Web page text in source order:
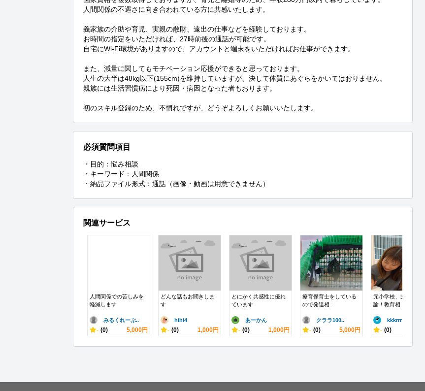
人間関係の不遇さに向き合われている方に共感いたします。
義家族の介助や育児、実親の散財、遠出の仕事などを経験しております。
お時間の指定をいただければ、27時前後の通話が可能です。
自宅にWi-Fi環境がありますので、アカウントと端末をいただければお仕事ができます。
また、減量に関してもモチベーション応援ができると思っております。
人生の大半は48kg以下(155cm)を維持していますが、決して体質にあぐらをかいてはおりません。
親族には生活習慣病により死因・病因となった者もおります。
初のスキル登録のため、不慣れですが、どうぞよろしくお願いいたします。
必須質問項目
・目的：悩み相談
・キーワード：人間関係
・納品ファイル形式：通話（画像・動画は用意できません）
関連サービス
人間関係での苦しみを
軽減します
みるくれーぷ..
- (0) 5,000円
どんな話もお聞きしま
す
hihi4
- (0) 1,000円
とにかく共感性に優れ
ています
あーかん
- (0) 1,000円
療育保育士をしている
ので発達相...
クララ100..
- (0) 5,000円
元小学校、支援学校教
諭！教育相...
kkkrrr
- (0)